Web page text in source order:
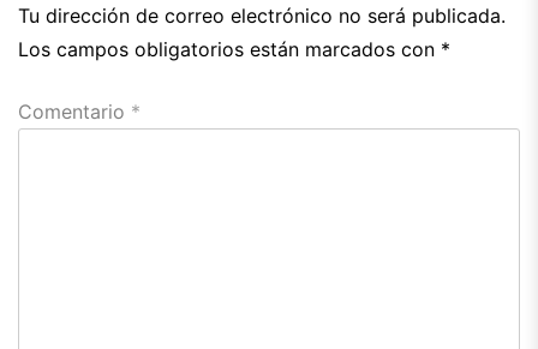
Tu dirección de correo electrónico no será publicada.
Los campos obligatorios están marcados con *
Comentario *